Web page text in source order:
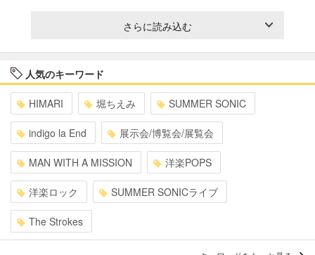
さらに読み込む
人気のキーワード
HIMARI 堀ちえみ SUMMER SONIC
indigo la End 展示会/博覧会/展覧会
MAN WITH A MISSION 洋楽POPS
洋楽ロック SUMMER SONICライブ
The Strokes